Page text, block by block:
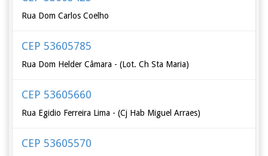
Rua Dom Carlos Coelho
CEP 53605785
Rua Dom Helder Câmara - (Lot. Ch Sta Maria)
CEP 53605660
Rua Egidio Ferreira Lima - (Cj Hab Miguel Arraes)
CEP 53605570